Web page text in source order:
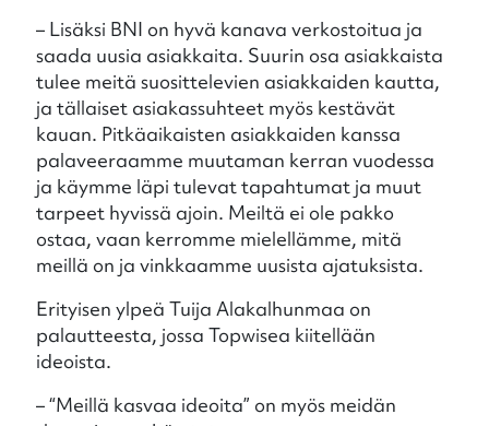
– Lisäksi BNI on hyvä kanava verkostoitua ja
saada uusia asiakkaita. Suurin osa asiakkaista
tulee meitä suosittelevien asiakkaiden kautta,
ja tällaiset asiakassuhteet myös kestävät
kauan. Pitkäaikaisten asiakkaiden kanssa
palaveeraamme muutaman kerran vuodessa
ja käymme läpi tulevat tapahtumat ja muut
tarpeet hyvissä ajoin. Meiltä ei ole pakko
ostaa, vaan kerromme mielellämme, mitä
meillä on ja vinkkaamme uusista ajatuksista.
Erityisen ylpeä Tuija Alakalhunmaa on
palautteesta, jossa Topwisea kiitellään
ideoista.
– “Meillä kasvaa ideoita” on myös meidän